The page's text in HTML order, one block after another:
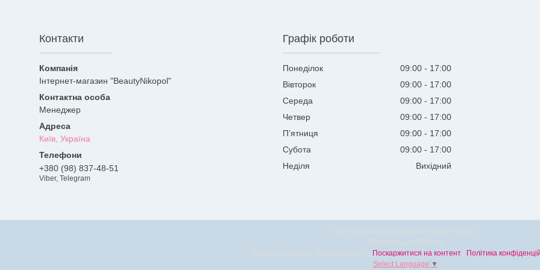
Контакти
Інтернет-магазин "BeautyNikopol"
Менеджер
Київ, Україна
+380 (98) 837-48-51
Viber, Telegram
Графік роботи
Понеділок 09:00
17:00
Вівторок
09:00
17:00
Середа
09:00
17:00
Четвер
09:00
17:00
Пʼятниця
09:00
17:00
Субота
09:00
17:00
Неділя
Вихідний
Поскаржитися на контент
Політика
Select Language ▼